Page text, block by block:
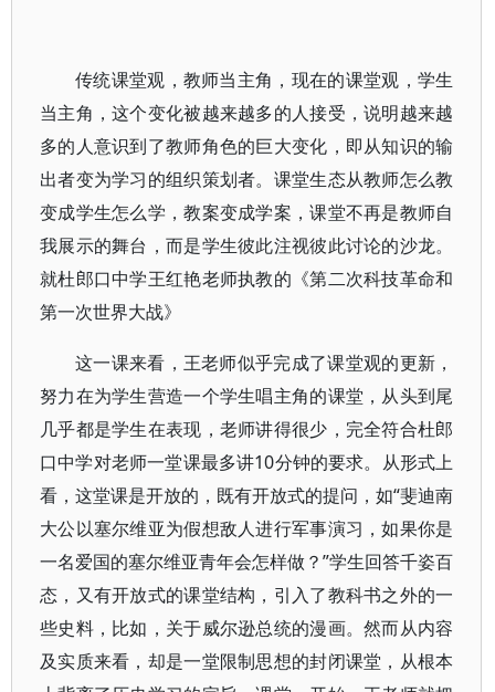
传统课堂观，教师当主角，现在的课堂观，学生
当主角，这个变化被越来越多的人接受，说明越来越
多的人意识到了教师角色的巨大变化，即从知识的输
出者变为学习的组织策划者。课堂生态从教师怎么教
变成学生怎么学，教案变成学案，课堂不再是教师自
我展示的舞台，而是学生彼此注视彼此讨论的沙龙。
就杜郎口中学王红艳老师执教的《第二次科技革命和
第一次世界大战》
这一课来看，王老师似乎完成了课堂观的更新，
努力在为学生营造一个学生唱主角的课堂，从头到尾
几乎都是学生在表现，老师讲得很少，完全符合杜郎
口中学对老师一堂课最多讲10分钟的要求。从形式上
看，这堂课是开放的，既有开放式的提问，如“斐迪南
大公以塞尔维亚为假想敌人进行军事演习，如果你是
一名爱国的塞尔维亚青年会怎样做？”学生回答千姿百
态，又有开放式的课堂结构，引入了教科书之外的一
些史料，比如，关于威尔逊总统的漫画。然而从内容
及实质来看，却是一堂限制思想的封闭课堂，从根本